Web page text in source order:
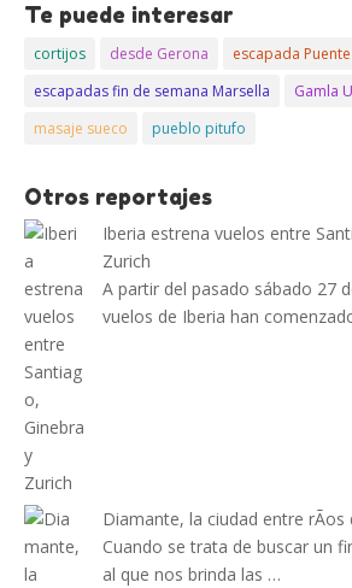
Te puede interesar
cortijos desde Gerona
escapada
escapadas fin de semana Marsella
Gamla
masaje sueco
pueblo pitufo
Otros reportajes
Iberia estrena vuelos entre
Zurich
A partir del pasado sábado 27
vuelos de Iberia han
Diamante, la ciudad entre rÃ­os
Cuando se trata de buscar un
al que nos brinda las …